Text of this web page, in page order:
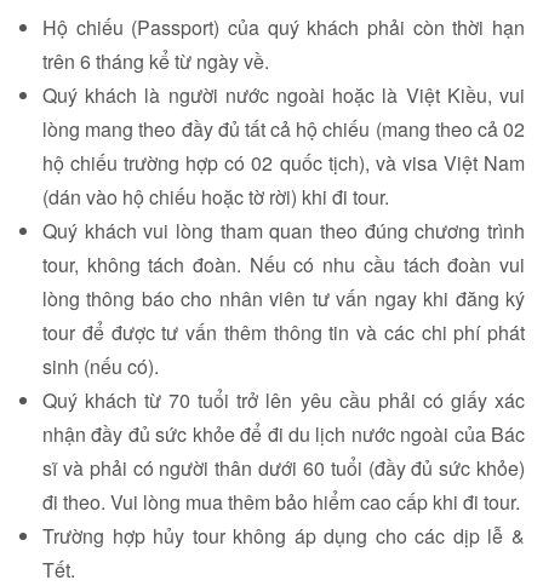
Hộ chiếu (Passport) của quý khách phải còn thời hạn
trên 6 tháng kể từ ngày về.
Quý khách là người nước ngoài hoặc là Việt Kiều, vui
lòng mang theo đầy đủ tất cả hộ chiếu (mang theo cả 02
hộ chiếu trường hợp có 02 quốc tịch), và visa Việt Nam
(dán vào hộ chiếu hoặc tờ rời) khi đi tour.
Quý khách vui lòng tham quan theo đúng chương trình
tour, không tách đoàn. Nếu có nhu cầu tách đoàn vui
lòng thông báo cho nhân viên tư vấn ngay khi đăng ký
tour để được tư vấn thêm thông tin và các chi phí phát
sinh (nếu có).
Quý khách từ 70 tuổi trở lên yêu cầu phải có giấy xác
nhận đầy đủ sức khỏe để đi du lịch nước ngoài của Bác
sĩ và phải có người thân dưới 60 tuổi (đầy đủ sức khỏe)
đi theo. Vui lòng mua thêm bảo hiểm cao cấp khi đi tour.
Trường hợp hủy tour không áp dụng cho các dịp lễ &
Tết.